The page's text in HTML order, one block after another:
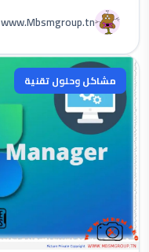
www.Mbsmgroup.tn
مشاكل وحلول تقنية